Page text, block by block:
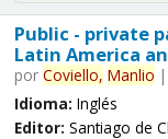
Public - private
Latin America
por Coviello, Manlio |
Idioma: Inglés
Editor: Santiago de